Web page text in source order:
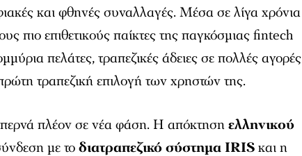
και φθηνές συναλλαγές. Μέσα σε λίγα χρόνια
πιο επιθετικούς παίκτες της παγκόσμιας fintech
πελάτες, τραπεζικές άδειες σε πολλές αγορές
τραπεζική επιλογή των χρηστών της.
περνά πλέον σε νέα φάση. Η απόκτησηελληνικού
με τοδιατραπεζικό σύστημα IRISκαι η